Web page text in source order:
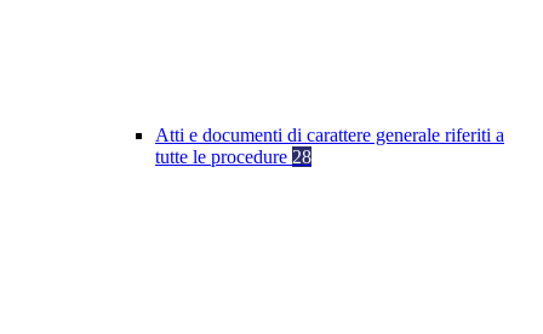
Atti e documenti di carattere generale riferiti a
tutte le procedure 28